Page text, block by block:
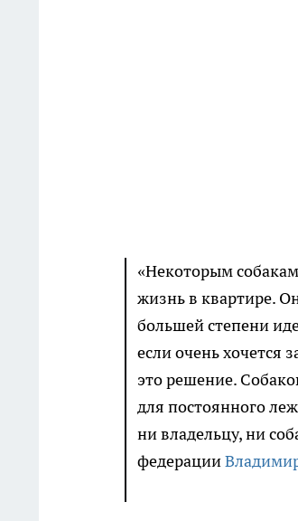
«Некоторым
жизнь в квартире.
большей степени
если очень хочется
это решение.
для постоянного
ни владельцу, ни
федерации